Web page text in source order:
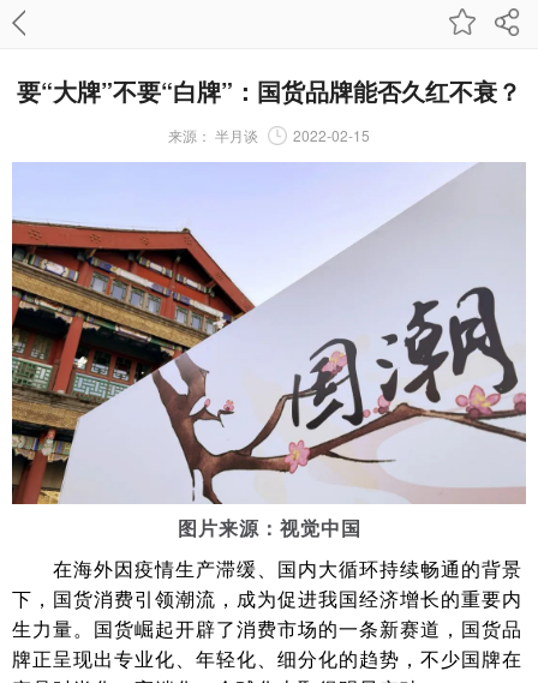
要“大牌”不要“白牌”：国货品牌能否久红不衰？
来源： 半月谈 2022-02-15
图片来源：视觉中国
在海外因疫情生产滞缓、国内大循环持续畅通的背景
下，国货消费引领潮流，成为促进我国经济增长的重要内
生力量。国货崛起开辟了消费市场的一条新赛道，国货品
牌正呈现出专业化、年轻化、细分化的趋势，不少国牌在